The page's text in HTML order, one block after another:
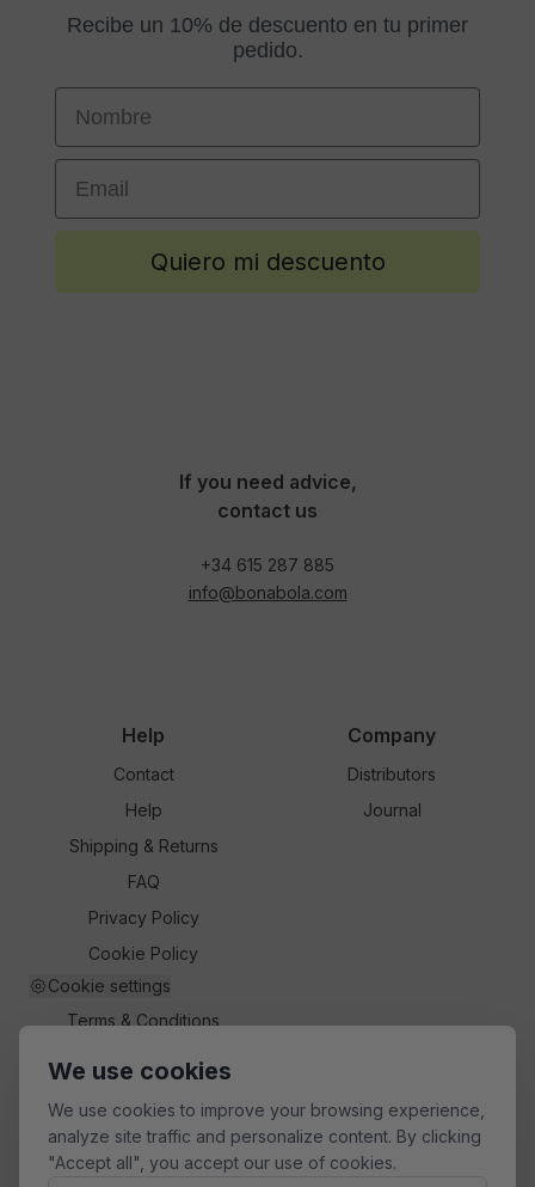
We use cookies
We use cookies to improve your browsing experience,
analyze site traffic and personalize content. By clicking
"Accept all", you accept our use of cookies.
Recibe un 10% de descuento en tu primer
pedido.
Quiero mi descuento
If you need advice,
contact us
+34 615 287 885
info@bonabola.com
Help
Contact
Help
Shipping & Returns
FAQ
Privacy Policy
Cookie Policy
Cookie settings
Terms & Conditions
Company
Distributors
Journal
Follow Language